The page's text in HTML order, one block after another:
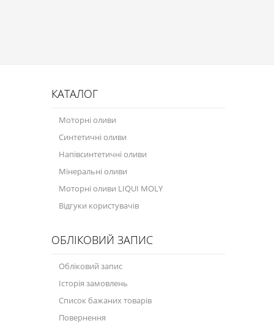
Сервісні продукти
Обладнання
Догляд за кондиціонером
Клеї і герметики
Мастила
Спеціальні програми
Велосипедна програма
Моторна олива для мотоцикла
КАТАЛОГ
Моторні оливи
Синтетичні оливи
Напівсинтетичні оливи
Мінеральні оливи
Моторні оливи LIQUI MOLY
Відгуки користувачів
ОБЛІКОВИЙ ЗАПИС
Обліковий запис
Історія замовлень
Список бажаних товарів
Повернення